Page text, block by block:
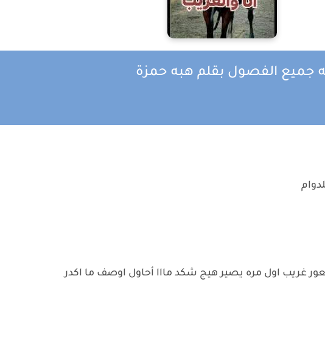
كامله جميع الفصول بقلم هبه حمزة
غريب اول مره يصير هيج شكد مااا أحاول اوصف ما اكدر